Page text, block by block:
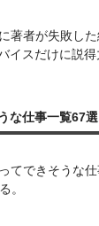
著者が失敗した
イスだけに説得
な仕事一覧67選
てできそうな
。